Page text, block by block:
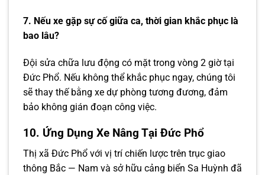
7. Nếu xe gặp sự cố giữa ca, thời gian khắc phục là
bao lâu?
Đội sửa chữa lưu động có mặt trong vòng 2 giờ tại
Đức Phổ. Nếu không thể khắc phục ngay, chúng tôi
sẽ thay thế bằng xe dự phòng tương đương, đảm
bảo không gián đoạn công việc.
10. Ứng Dụng Xe Nâng Tại Đức Phổ
Thị xã Đức Phổ với vị trí chiến lược trên trục giao
thông Bắc — Nam và sở hữu cảng biển Sa Huỳnh đã